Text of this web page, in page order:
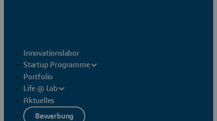
Innovationslabor
Startup Programme
Portfolio
Life @ Lab
Aktuelles
Bewerbung